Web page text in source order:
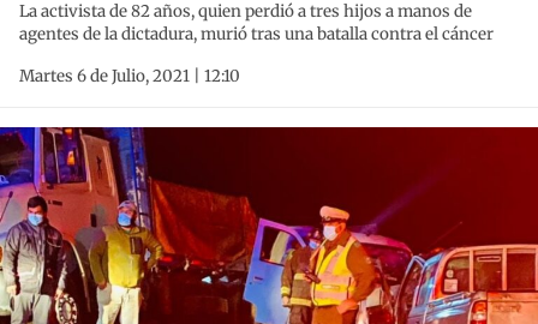
La activista de 82 años, quien perdió a tres hijos a manos de
agentes de la dictadura, murió tras una batalla contra el cáncer
Martes 6 de Julio, 2021 | 12:10